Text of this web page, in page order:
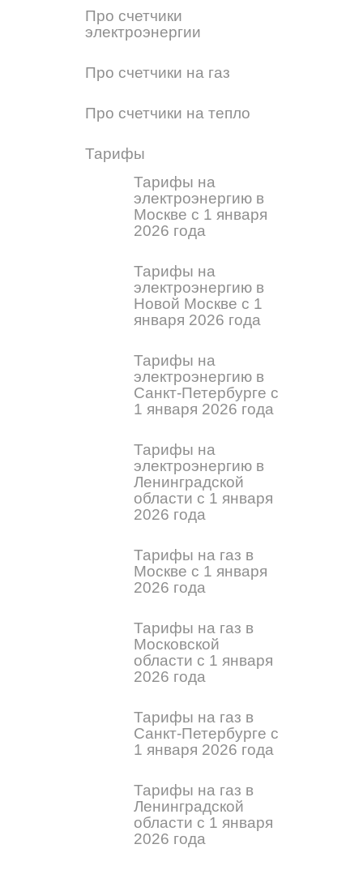
Про счетчики
электроэнергии
Про счетчики на газ
Про счетчики на тепло
Тарифы
Тарифы на
электроэнергию в
Москве с 1 января
2026 года
Тарифы на
электроэнергию в
Новой Москве с 1
января 2026 года
Тарифы на
электроэнергию в
Санкт-Петербурге с
1 января 2026 года
Тарифы на
электроэнергию в
Ленинградской
области с 1 января
2026 года
Тарифы на газ в
Москве с 1 января
2026 года
Тарифы на газ в
Московской
области с 1 января
2026 года
Тарифы на газ в
Санкт-Петербурге с
1 января 2026 года
Тарифы на газ в
Ленинградской
области с 1 января
2026 года